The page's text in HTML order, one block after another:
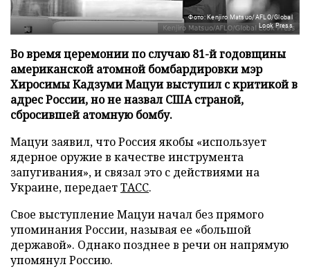
Фото: Kenjiro Matsuo/AFLO/Global
Look Press
Во время церемонии по случаю 81-й годовщины
американской атомной бомбардировки мэр
Хиросимы Кадзуми Мацуи выступил с критикой в
адрес России, но не назвал США страной,
сбросившей атомную бомбу.
Мацуи заявил, что Россия якобы «использует
ядерное оружие в качестве инструмента
запугивания», и связал это с действиями на
Украине, передаетТАСС.
Свое выступление Мацуи начал без прямого
упоминания России, называя ее «большой
державой». Однако позднее в речи он напрямую
упомянул Россию.